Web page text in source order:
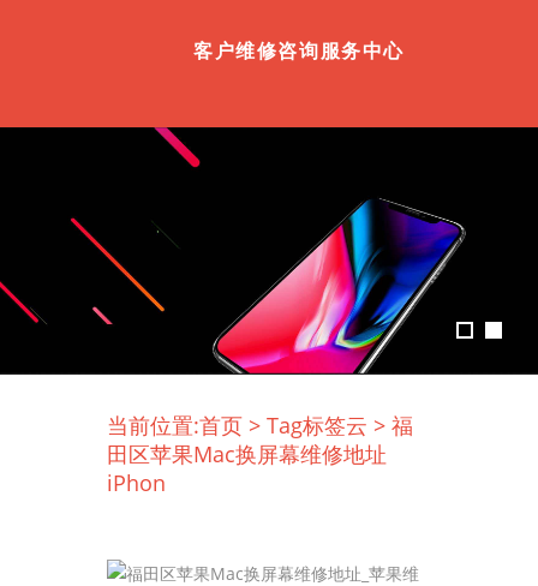
客户维修咨询服务中心
当前位置:首页 > Tag标签云 > 福
田区苹果Mac换屏幕维修地址
iPhon